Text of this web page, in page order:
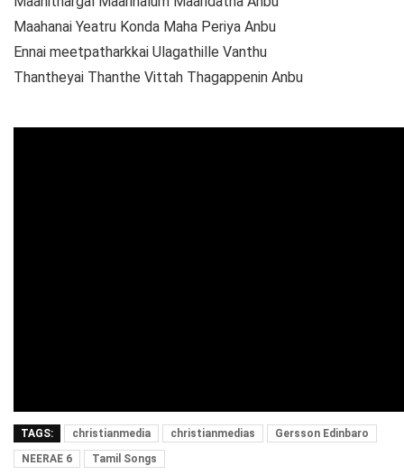
Maahanai Yeatru Konda Maha Periya Anbu
Ennai meetpatharkkai Ulagathille Vanthu
Thantheyai Thanthe Vittah Thagappenin Anbu
TAGS: christianmedia christianmedias
Gersson Edinbaro
NEERAE 6
Tamil Songs